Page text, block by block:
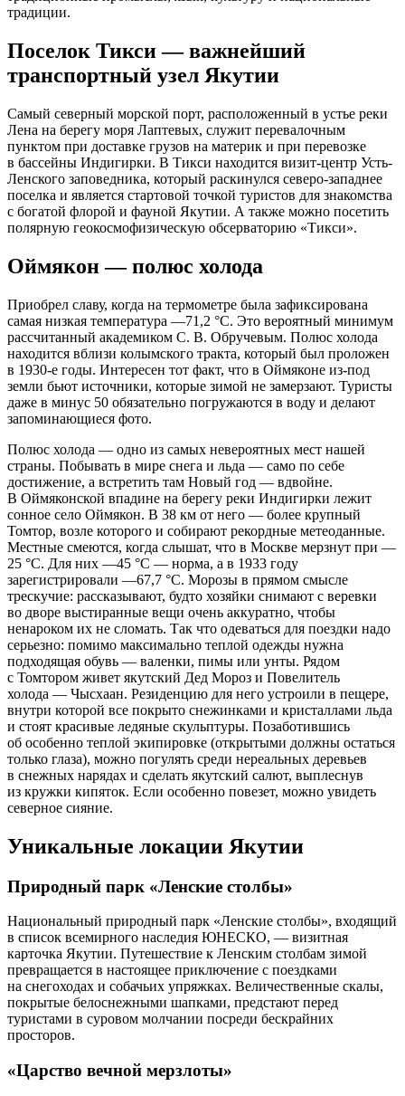
традиции.
Поселок Тикси — важнейший
транспортный узел Якутии
Самый северный морской порт, расположенный в устье реки
Лена на берегу моря Лаптевых, служит перевалочным
пунктом при доставке грузов на материк и при перевозке
в бассейны Индигирки. В Тикси находится визит-центр Усть-
Ленского заповедника, который раскинулся северо-западнее
поселка и является стартовой точкой туристов для знакомства
с богатой флорой и фауной Якутии. А также можно посетить
полярную геокосмофизическую обсерваторию «Тикси».
Оймякон — полюс холода
Приобрел славу, когда на термометре была зафиксирована
самая низкая температура —71,2 °C. Это вероятный минимум
рассчитанный академиком С. В. Обручевым. Полюс холода
находится вблизи колымского тракта, который был проложен
в 1930-е годы. Интересен тот факт, что в Оймяконе из-под
земли бьют источники, которые зимой не замерзают. Туристы
даже в минус 50 обязательно погружаются в воду и делают
запоминающиеся фото.
Полюс холода — одно из самых невероятных мест нашей
страны. Побывать в мире снега и льда — само по себе
достижение, а встретить там Новый год — вдвойне.
В Оймяконской впадине на берегу реки Индигирки лежит
сонное село Оймякон. В 38 км от него — более крупный
Томтор, возле которого и собирают рекордные метеоданные.
Местные смеются, когда слышат, что в Москве мерзнут при —
25 °C. Для них —45 °C — норма, а в 1933 году
зарегистрировали —67,7 °C. Морозы в прямом смысле
трескучие: рассказывают, будто хозяйки снимают с веревки
во дворе выстиранные вещи очень аккуратно, чтобы
ненароком их не сломать. Так что одеваться для поездки надо
серьезно: помимо максимально теплой одежды нужна
подходящая обувь — валенки, пимы или унты. Рядом
с Томтором живет якутский Дед Мороз и Повелитель
холода — Чысхаан. Резиденцию для него устроили в пещере,
внутри которой все покрыто снежинками и кристаллами льда
и стоят красивые ледяные скульптуры. Позаботившись
об особенно теплой экипировке (открытыми должны остаться
только глаза), можно погулять среди нереальных деревьев
в снежных нарядах и сделать якутский салют, выплеснув
из кружки кипяток. Если особенно повезет, можно увидеть
северное сияние.
Уникальные локации Якутии
Природный парк «Ленские столбы»
Национальный природный парк «Ленские столбы», входящий
в список всемирного наследия ЮНЕСКО, — визитная
карточка Якутии. Путешествие к Ленским столбам зимой
превращается в настоящее приключение с поездками
на снегоходах и собачьих упряжках. Величественные скалы,
покрытые белоснежными шапками, предстают перед
туристами в суровом молчании посреди бескрайних
просторов.
«Царство вечной мерзлоты»